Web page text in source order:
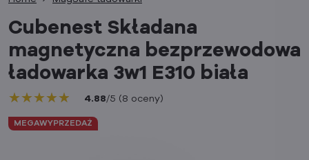
MEGAWYPRZEDAŻ
Cubenest Składana
magnetyczna bezprzewodowa
ładowarka 3w1 E310 biała
★★★★★
★★★★★
★★★★★ 4.88/5 (8 oceny)